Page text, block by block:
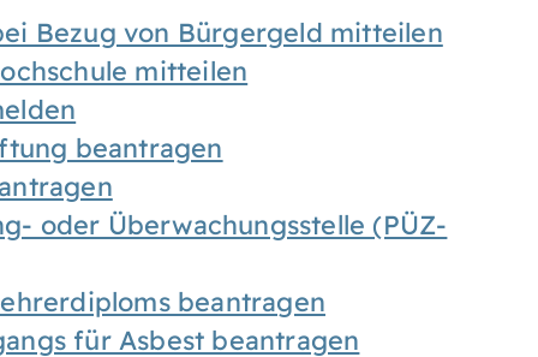
Bezug von Bürgergeld mitteilen
mitteilen
beantragen
oder Überwachungsstelle (PÜZ-
beantragen
für Asbest beantragen